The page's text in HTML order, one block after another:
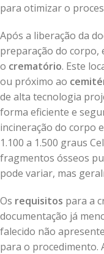
para otimizar o
Após a liberação da
preparação do corpo,
o crematório. Este
ou próximo ao
de alta tecnologia
forma eficiente e
incineração do corpo
1.100 a 1.500 graus
fragmentos ósseos
pode variar, mas
Os requisitos para a
documentação já
falecido não
para o procedimento.